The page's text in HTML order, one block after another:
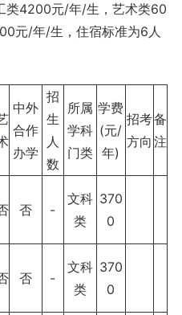
类4200元/年/生，艺术类60
元/年/生，住宿标准为6人
中外
合作
办学
招
生
人
数
所属
学科
门类
学费
(元/
年)
招考
方向
备
注
否 -
文科
类
370
0
否 -
文科
类
370
0